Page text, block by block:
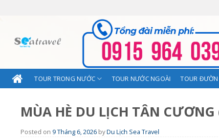
TOUR TRONG NƯỚC TOUR NƯỚC NGOÀI TOUR
MÙA HÈ DU LỊCH TÂN
Posted on 9 Tháng 6, 2026 byDu Lịch Sea Travel